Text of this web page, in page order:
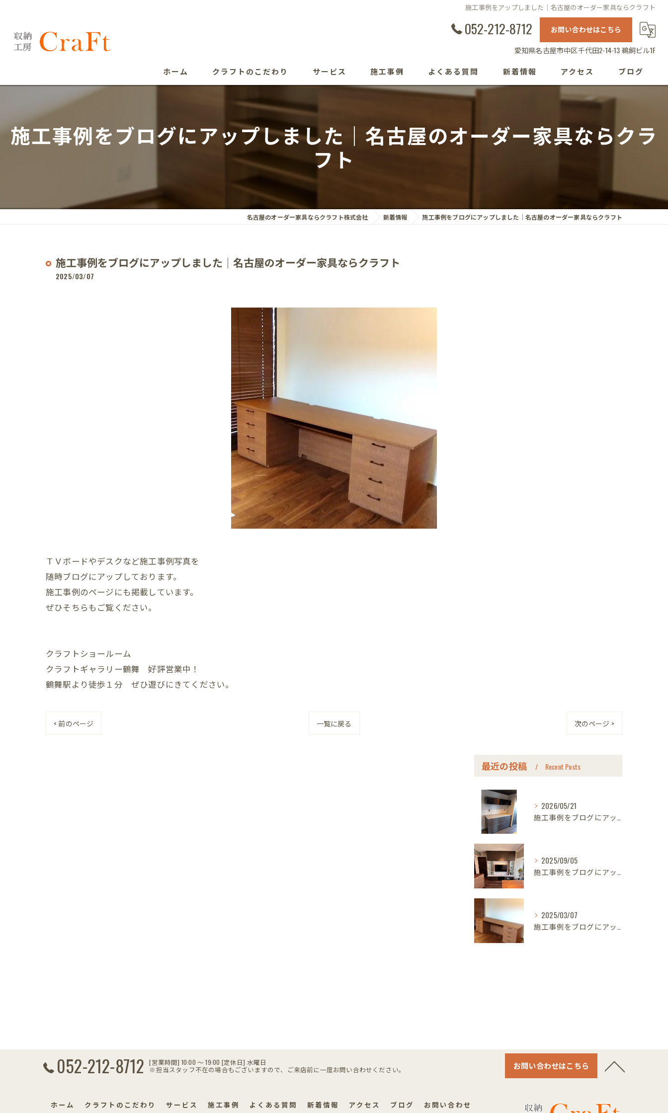
施工事例をアップしました｜名古屋のオーダー家具ならクラフト
052-212-8712
お問い合わせはこちら
愛知県名古屋市中区千代田2-14-13 鵜飼ビル1F
ホーム クラフトのこだわり サービス 施工事例 よくある質問 新着情報 アクセス ブログ
施工事例をブログにアップしました｜名古屋のオーダー家具ならクラ
フト
名古屋のオーダー家具ならクラフト株式会社 新着情報 施工事例をブログにアップしました｜名古屋のオーダー家具ならクラフト
施工事例をブログにアップしました｜名古屋のオーダー家具ならクラフト
2025/03/07
ＴＶボードやデスクなど施工事例写真を
随時ブログにアップしております。
施工事例のページにも掲載しています。
ぜひそちらもご覧ください。
クラフトショールーム
クラフトギャラリー鶴舞 好評営業中！
鶴舞駅より徒歩１分 ぜひ遊びにきてください。
< 前のページ 一覧に戻る 次のページ >
最近の投稿 Recent Posts
2026/05/21
施工事例をブログにアップしました｜名古屋のオーダー家具ならクラフト
2025/09/05
施工事例をブログにアップしました｜名古屋のオーダー家具ならクラフト
2025/03/07
施工事例をブログにアップしました｜名古屋のオーダー家具ならクラフト
052-212-8712 [営業時間] 10:00 〜 19:00 [定休日] 水曜日
※担当スタッフ不在の場合もございますので、ご来店前に一度お問い合わせください。 お問い合わせはこちら
ホーム クラフトのこだわり サービス 施工事例 よくある質問 新着情報 アクセス ブログ お問い合わせ